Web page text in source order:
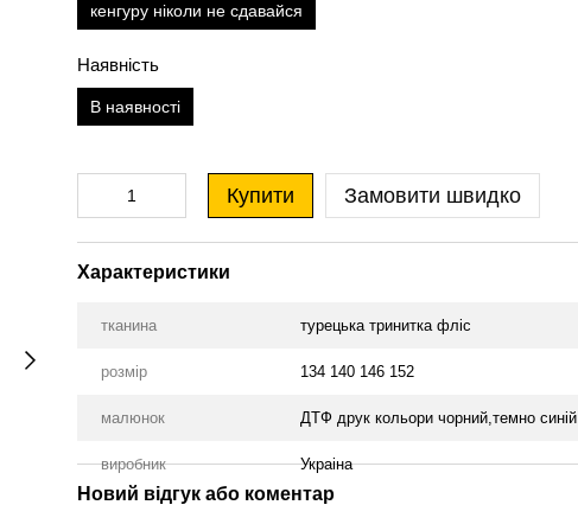
кенгуру ніколи не сдавайся
Наявність
В наявності
Купити Замовити швидко
Характеристики
тканина турецька тринитка фліс
розмір 134 140 146 152
малюнок ДТФ друк кольори чорний,темно синій
виробник Украіна
Новий відгук або коментар